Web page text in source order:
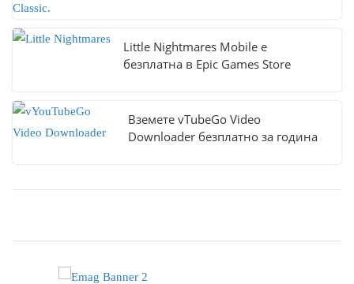
Little Nightmares Mobile е
безплатна в Epic Games Store
Вземете vTubeGo Video
Downloader безплатно за година